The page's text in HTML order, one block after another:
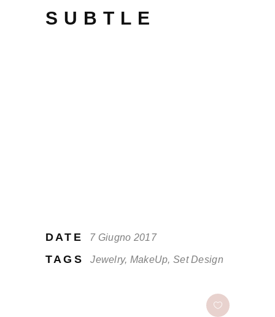
SUBTLE
DATE 7 Giugno 2017
TAGS Jewelry, MakeUp, Set Design